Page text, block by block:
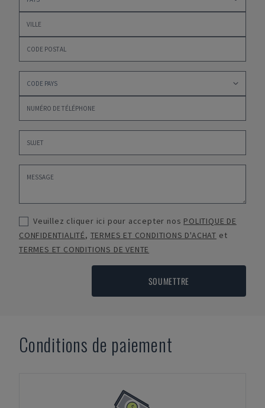
Veuillez cliquer ici pour accepter nos POLITIQUE DE
CONFIDENTIALITÉ, TERMES ET CONDITIONS D'ACHAT et
TERMES ET CONDITIONS DE VENTE
SOUMETTRE
Conditions de paiement